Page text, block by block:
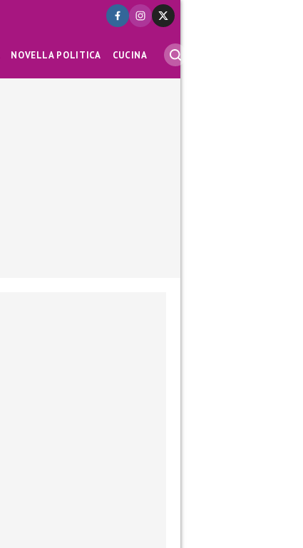
NOVELLA POLITICA CUCINA